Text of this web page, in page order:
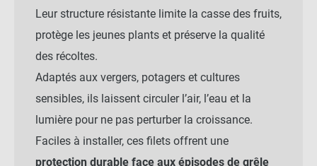
Leur structure résistante limite la casse des fruits,
protège les jeunes plants et préserve la qualité
des récoltes.
Adaptés aux vergers, potagers et cultures
sensibles, ils laissent circuler l’air, l’eau et la
lumière pour ne pas perturber la croissance.
Faciles à installer, ces filets offrent une
protection durable face aux épisodes de grêle